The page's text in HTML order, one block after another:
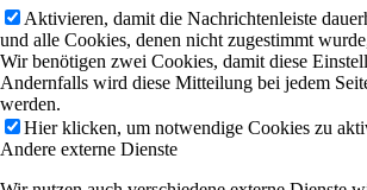
Aktivieren, damit die Nachrichtenleiste
und alle Cookies, denen nicht zugestimmt
Wir benötigen zwei Cookies, damit diese
Andernfalls wird diese Mitteilung bei jedem
werden.
Hier klicken, um notwendige Cookies zu
Andere externe Dienste